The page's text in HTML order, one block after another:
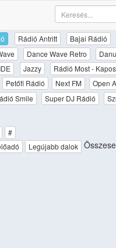
Rádió Antritt Bajai Rádió
Dance Wave Retro
Jazzy Rádió Most -
Petőfi Rádió Next FM Open
Smile Super DJ Rádió
#
Legújabb dalok